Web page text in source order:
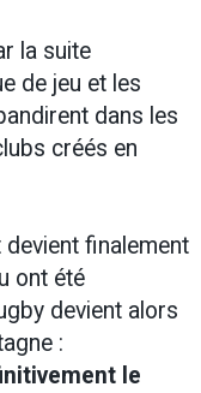
la suite
de jeu et les
dans les
créés en
finalement
ont été
devient alors
:
le